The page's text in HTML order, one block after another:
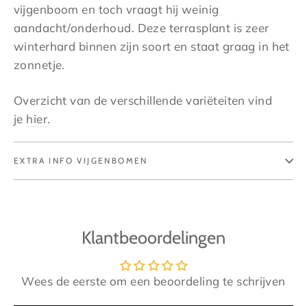
vijgenboom en toch vraagt hij weinig
aandacht/onderhoud. Deze terrasplant is zeer
winterhard binnen zijn soort en staat graag in het
zonnetje.
Overzicht van de verschillende variëteiten vind
je hier.
EXTRA INFO VIJGENBOMEN
Klantbeoordelingen
Wees de eerste om een beoordeling te schrijven